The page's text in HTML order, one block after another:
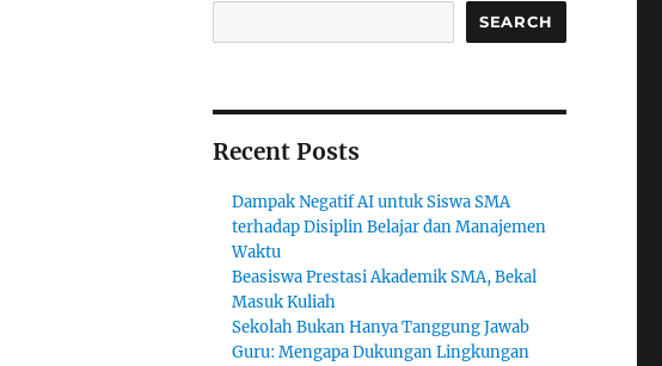
SEARCH
Recent Posts
Dampak Negatif AI untuk Siswa SMA
terhadap Disiplin Belajar dan Manajemen
Waktu
Beasiswa Prestasi Akademik SMA, Bekal
Masuk Kuliah
Sekolah Bukan Hanya Tanggung Jawab
Guru: Mengapa Dukungan Lingkungan